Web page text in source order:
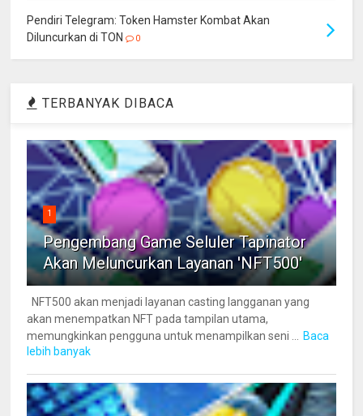
Pendiri Telegram: Token Hamster Kombat Akan
Diluncurkan di TON
0
TERBANYAK DIBACA
1
Pengembang Game Seluler Tapinator
Akan Meluncurkan Layanan 'NFT500'
NFT500 akan menjadi layanan casting langganan yang
akan menempatkan NFT pada tampilan utama,
memungkinkan pengguna untuk menampilkan seni ...
Baca
lebih banyak